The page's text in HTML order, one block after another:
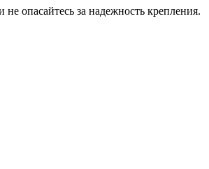
опасайтесь за надежность крепления.